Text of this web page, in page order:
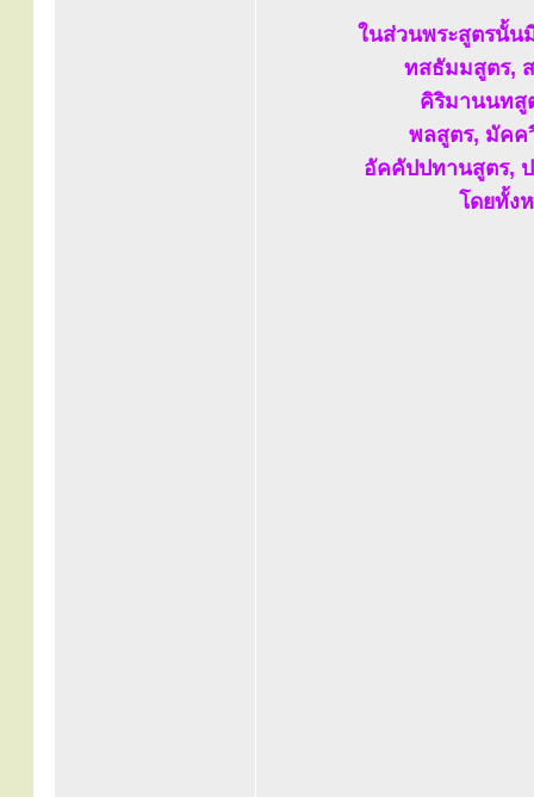
ในส่วนพระสูตรนั้น
ทสธัมมสูตร,
คิริมานนทสู
พลสูตร, มัคค
อัคคัปปทานสูตร,
โดยทั้ง